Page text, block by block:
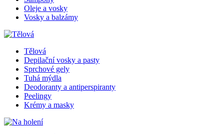
Oleje a vosky
Vosky a balzámy
Tělová
Depilační vosky a pasty
Sprchové gely
Tuhá mýdla
Deodoranty a antiperspiranty
Peelingy
Krémy a masky